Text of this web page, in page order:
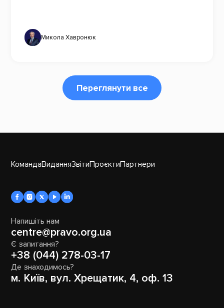
Микола Хавронюк
Переглянути все
КомандаВиданняЗвітиПроєктиПартнери
Напишіть нам
centre@pravo.org.ua
Є запитання?
+38 (044) 278-03-17
Де знаходимось?
м. Київ, вул. Хрещатик, 4, оф. 13